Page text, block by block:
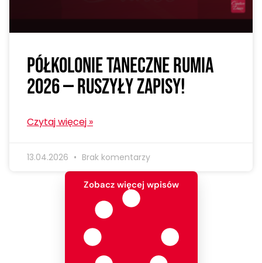
Półkolonie taneczne Rumia
2026 — ruszyły zapisy!
Czytaj więcej »
13.04.2026 Brak komentarzy
Zobacz więcej wpisów